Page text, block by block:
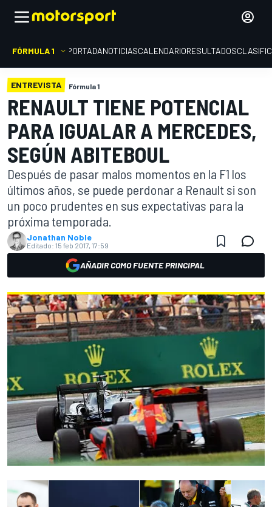
FÓRMULA 1 PORTADANOTICIASCALENDARIORESULTADOS
ENTREVISTA Fórmula 1
RENAULT TIENE POTENCIAL
PARA IGUALAR A MERCEDES,
SEGÚN ABITEBOUL
Después de pasar malos momentos en la F1 los
últimos años, se puede perdonar a Renault si son
un poco prudentes en sus expectativas para la
próxima temporada.
Jonathan Noble
Editado: 15 feb 2017, 17:59
AÑADIR COMO FUENTE PRINCIPAL